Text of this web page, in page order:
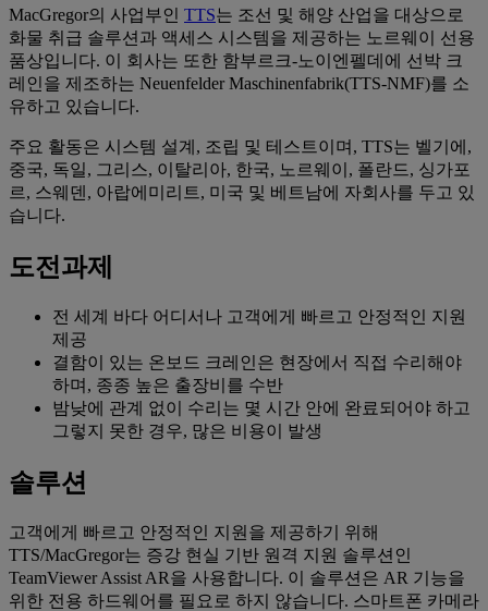
MacGregor의 사업부인 TTS는 조선 및 해양 산업을 대상으로
화물 취급 솔루션과 액세스 시스템을 제공하는 노르웨이 선용
품상입니다. 이 회사는 또한 함부르크-노이엔펠데에 선박 크
레인을 제조하는 Neuenfelder Maschinenfabrik(TTS-NMF)를 소
유하고 있습니다.
주요 활동은 시스템 설계, 조립 및 테스트이며, TTS는 벨기에,
중국, 독일, 그리스, 이탈리아, 한국, 노르웨이, 폴란드, 싱가포
르, 스웨덴, 아랍에미리트, 미국 및 베트남에 자회사를 두고 있
습니다.
도전과제
전 세계 바다 어디서나 고객에게 빠르고 안정적인 지원
제공
결함이 있는 온보드 크레인은 현장에서 직접 수리해야
하며, 종종 높은 출장비를 수반
밤낮에 관계 없이 수리는 몇 시간 안에 완료되어야 하고
그렇지 못한 경우, 많은 비용이 발생
솔루션
고객에게 빠르고 안정적인 지원을 제공하기 위해
TTS/MacGregor는 증강 현실 기반 원격 지원 솔루션인
TeamViewer Assist AR을 사용합니다. 이 솔루션은 AR 기능을
위한 전용 하드웨어를 필요로 하지 않습니다. 스마트폰 카메라